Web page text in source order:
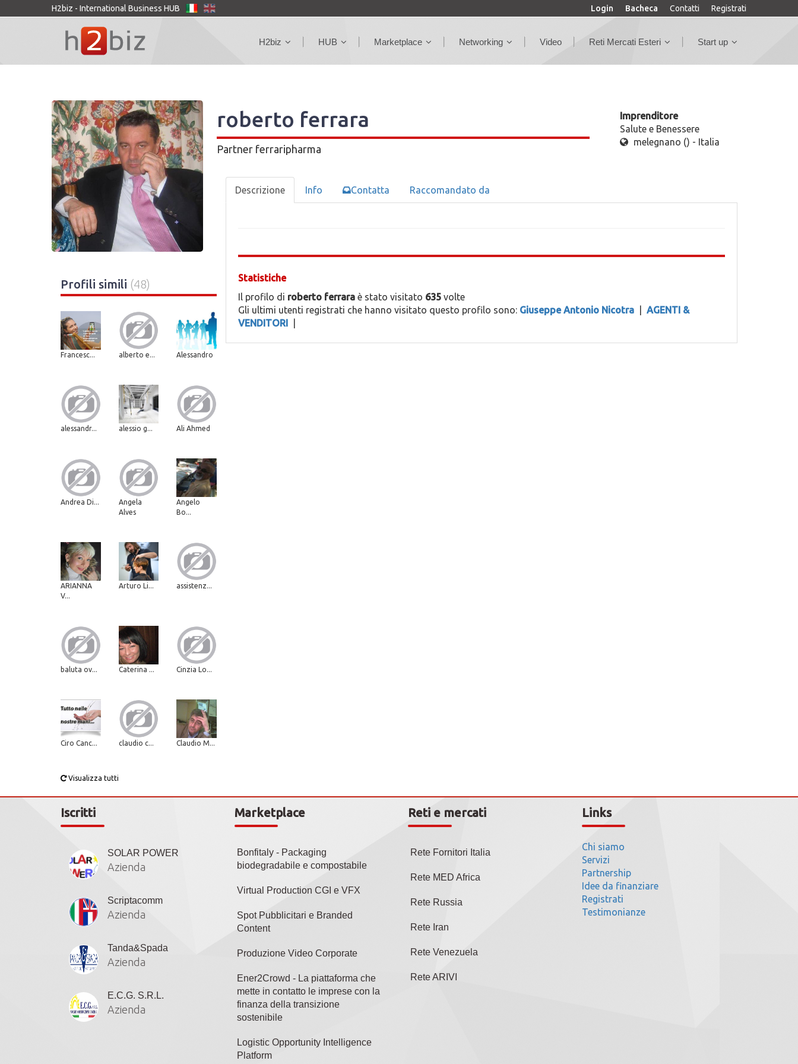
H2biz - International Business HUB Login Bacheca Contatti Registrati
H2biz HUB Marketplace Networking Video Reti Mercati Esteri Start up
roberto ferrara
Partner ferraripharma
Imprenditore
Salute e Benessere
melegnano () - Italia
Profili simili (48)
Francesc... alberto e... Alessandro
alessandr... alessio g... Ali Ahmed
Andrea Di...
Angela
Alves
Angelo
Bo...
ARIANNA
V...
Arturo Li... assistenz...
baluta ov... Caterina ... Cinzia Lo...
Ciro Canc... claudio c... Claudio M...
Visualizza tutti
Descrizione Info Contatta Raccomandato da
Statistiche
Il profilo di roberto ferraraè stato visitato 635volte
Gli ultimi utenti registrati che hanno visitato questo profilo sono: Giuseppe Antonio Nicotra
AGENTI &
VENDITORI
Iscritti
SOLAR POWER
Azienda
Scriptacomm
Azienda
Tanda&Spada
Azienda
E.C.G. S.R.L.
Azienda
Marketplace
Bonfitaly - Packaging
biodegradabile e compostabile
Virtual Production CGI e VFX
Spot Pubblicitari e Branded
Content
Produzione Video Corporate
Ener2Crowd - La piattaforma che
mette in contatto le imprese con la
finanza della transizione
sostenibile
Logistic Opportunity Intelligence
Platform
Reti e mercati
Rete Fornitori Italia
Rete MED Africa
Rete Russia
Rete Iran
Rete Venezuela
Rete ARIVI
Links
Chi siamo
Servizi
Partnership
Idee da finanziare
Registrati
Testimonianze